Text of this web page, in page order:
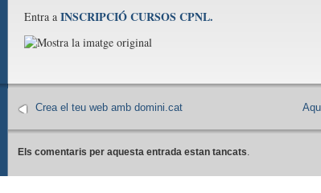
Entra a INSCRIPCIÓ CURSOS CPNL.
Crea el teu web amb domini.cat
Els comentaris per aquesta entrada estan tancats.